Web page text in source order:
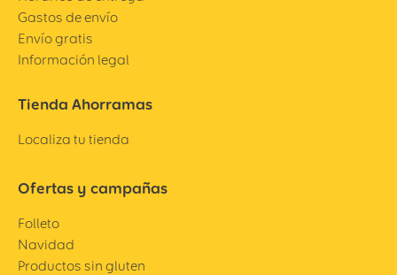
Gastos de envío
Envío gratis
Información legal
Tienda Ahorramas
Localiza tu tienda
Ofertas y campañas
Folleto
Navidad
Productos sin gluten